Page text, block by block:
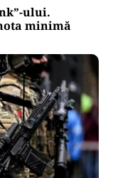
ului.
minimă